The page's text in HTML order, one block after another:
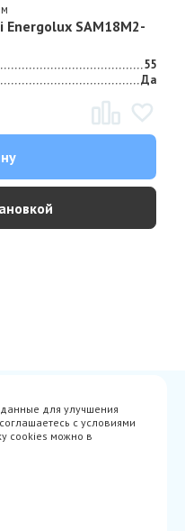
SAM18M2-
55
Да
Производители
для улучшения
с условиями
cookies можно в